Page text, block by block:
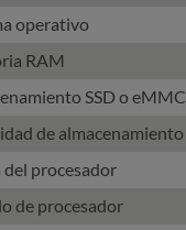
operativo
RAM
SSD o eMMC
de almacenamiento
del procesador
de procesador